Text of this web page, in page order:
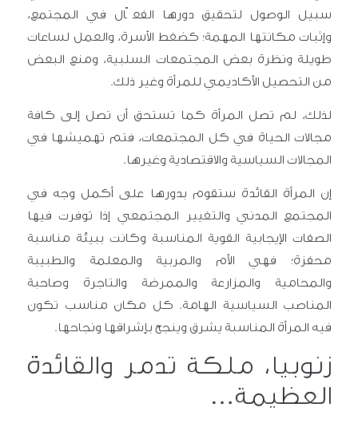
سبيل الوصول لتحقيق دورها الفعّال في المجتمع،
وإثبات مكانتها المهمة؛ كضغط الأسرة، والعمل لساعات
طويلة ونظرة بعض المجتمعات السلبية، ومنع البعض
من التحصيل الأكاديمي للمرأة وغير ذلك.
لذلك، لم تصل المرأة كما تستحق أن تصل إلى كافة
مجالات الحياة في كل المجتمعات، فتم تهميشها في
المجالات السياسية والاقتصادية وغيرها.
إن المرأة القائدة ستقوم بدورها على أكمل وجه في
المجتمع المدني والتغيير المجتمعي إذا توفرت فيها
الصفات الإيجابية القوية المناسبة وكانت ببيئة مناسبة
محفزة؛ فهي الأم والمربية والمعلمة والطبيبة
والمحامية والمزارعة والممرضة والتاجرة وصاحبة
المناصب السياسية الهامة. كل مكان مناسب تكون
فيه المرأة المناسبة يشرق وينجح بإشراقها ونجاحها.
زنوبيا، ملكة تدمر والقائدة
العظيمة…